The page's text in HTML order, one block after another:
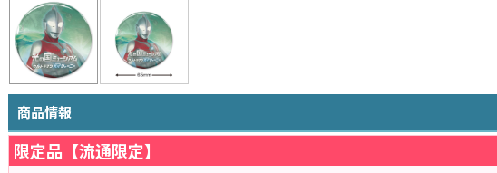
商品情報
限定品【流通限定】